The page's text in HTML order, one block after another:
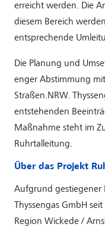
erreicht werden. Die
diesem Bereich
entsprechende
Die Planung und
enger Abstimmung
Straßen.NRW.
entstehenden
Maßnahme steht im
Ruhrtalleitung.
Über das Projekt
Aufgrund gestiegener
Thyssengas GmbH
Region Wickede /